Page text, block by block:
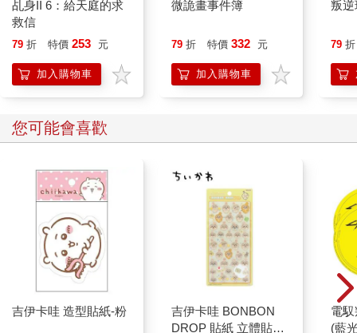
乩身II 6：給天庭的求
救信
79 折 特價 253 元
加入購物車
微詭畫事件簿
79 折 特價 332 元
加入購物車
叛逆
79 折
您可能會喜歡
吉伊卡哇 造型貼紙-粉
吉伊卡哇 BONBON
DROP 貼紙 立體貼紙
電
(藍